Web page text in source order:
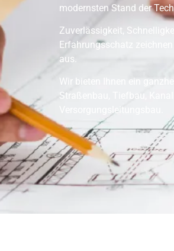
modernsten Stand der
Zuverlässigkeit,
Erfahrungsschatz
aus.
Wir bieten Ihnen ein
Straßenbau, Tiefbau,
Versorgungsleitungsbau.